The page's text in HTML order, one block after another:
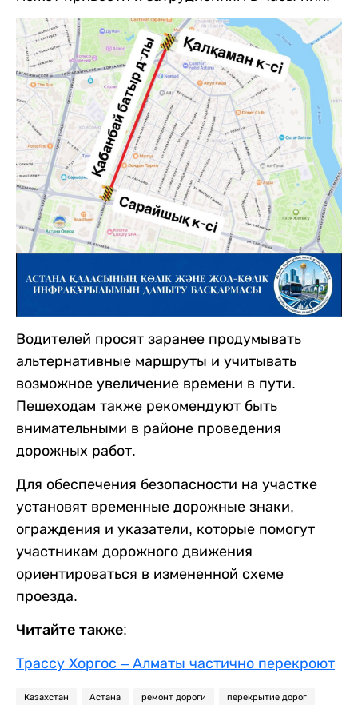
Водителей просят заранее продумывать
альтернативные маршруты и учитывать
возможное увеличение времени в пути.
Пешеходам также рекомендуют быть
внимательными в районе проведения
дорожных работ.
Для обеспечения безопасности на участке
установят временные дорожные знаки,
ограждения и указатели, которые помогут
участникам дорожного движения
ориентироваться в измененной схеме
проезда.
Читайте также:
Трассу Хоргос – Алматы частично перекроют
Казахстан Астана ремонт дороги перекрытие дорог